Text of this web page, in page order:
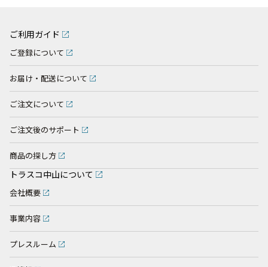
ご利用ガイド
ご登録について
お届け・配送について
ご注文について
ご注文後のサポート
商品の探し方
トラスコ中山について
会社概要
事業内容
プレスルーム